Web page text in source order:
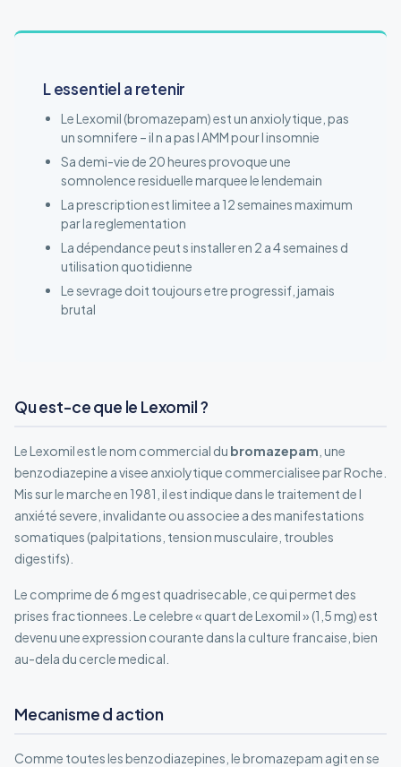
L essentiel a retenir
Le Lexomil (bromazepam) est un anxiolytique, pas
un somnifere – il n a pas l AMM pour l insomnie
Sa demi-vie de 20 heures provoque une
somnolence residuelle marquee le lendemain
La prescription est limitee a 12 semaines maximum
par la reglementation
La dépendance peut s installer en 2 a 4 semaines d
utilisation quotidienne
Le sevrage doit toujours etre progressif, jamais
brutal
Qu est-ce que le Lexomil ?
Le Lexomil est le nom commercial du bromazepam , une
benzodiazepine a visee anxiolytique commercialisee par Roche.
Mis sur le marche en 1981, il est indique dans le traitement de l
anxiété severe, invalidante ou associee a des manifestations
somatiques (palpitations, tension musculaire, troubles
digestifs).
Le comprime de 6 mg est quadrisecable, ce qui permet des
prises fractionnees. Le celebre « quart de Lexomil » (1,5 mg) est
devenu une expression courante dans la culture francaise, bien
au-dela du cercle medical.
Mecanisme d action
Comme toutes les benzodiazepines, le bromazepam agit en se